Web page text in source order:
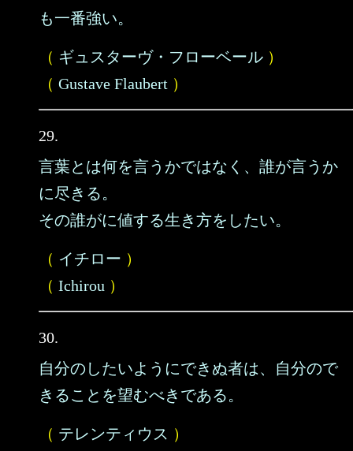
も一番強い。
（ ギュスターヴ・フローベール ）
（ Gustave Flaubert ）
29.
言葉とは何を言うかではなく、誰が言うか
に尽きる。
その誰がに値する生き方をしたい。
（ イチロー ）
（ Ichirou ）
30.
自分のしたいようにできぬ者は、自分ので
きることを望むべきである。
（ テレンティウス ）